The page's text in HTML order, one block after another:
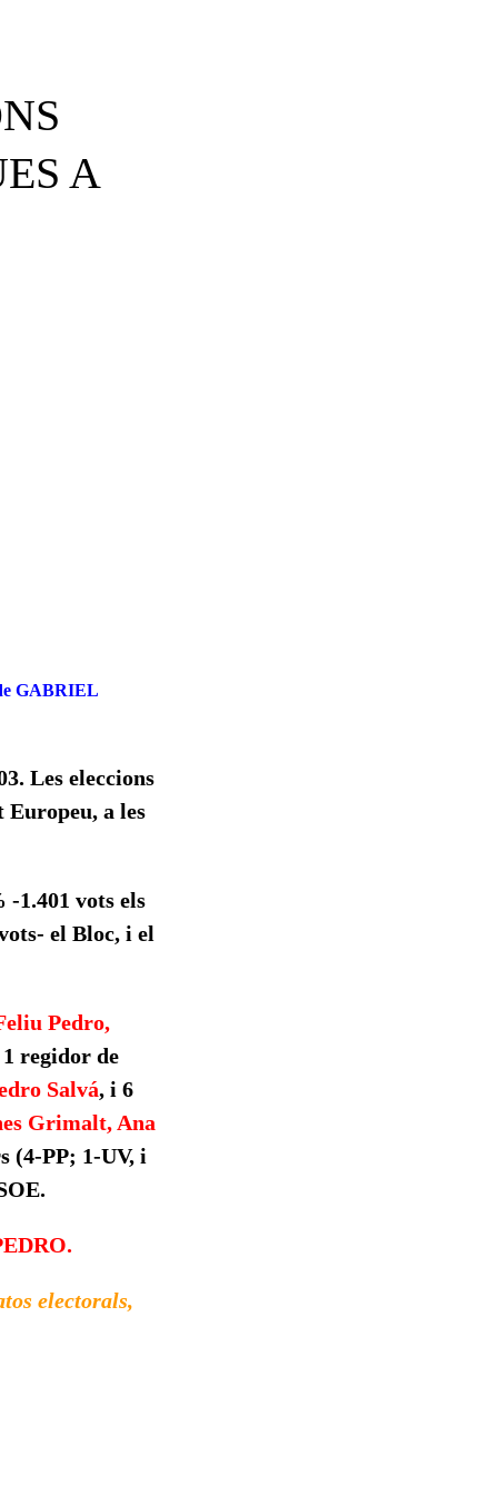
A
GABRIEL
Les eleccions
Europeu, a les
-1.401 vots els
el Bloc, i el
Pedro,
regidor de
Salvá, i 6
Grimalt, Ana
(4-PP; 1-UV, i
electorals,